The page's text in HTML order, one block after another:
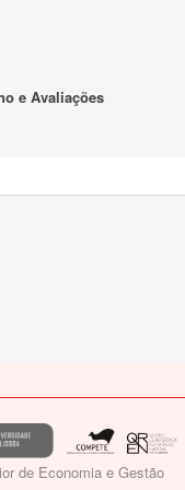
e Avaliações
de Economia e Gestão